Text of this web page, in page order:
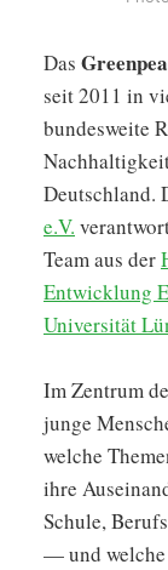
Das
seit 2011 in
bundesweite
Deutschland.
e.V.
Team aus der
Entwicklung
Universität
Im Zentrum
junge
welche
ihre
Schule,
— und welche